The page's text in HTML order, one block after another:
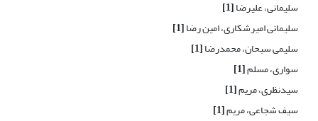
سلیمانی، علیرضا[1]
سلیمانی امیرشکاری، امین رضا[1]
سلیمی سبحان، محمدرضا[1]
سواری، مسلم[1]
سیدنظری، مریم[1]
سیف شجاعی، مریم[1]